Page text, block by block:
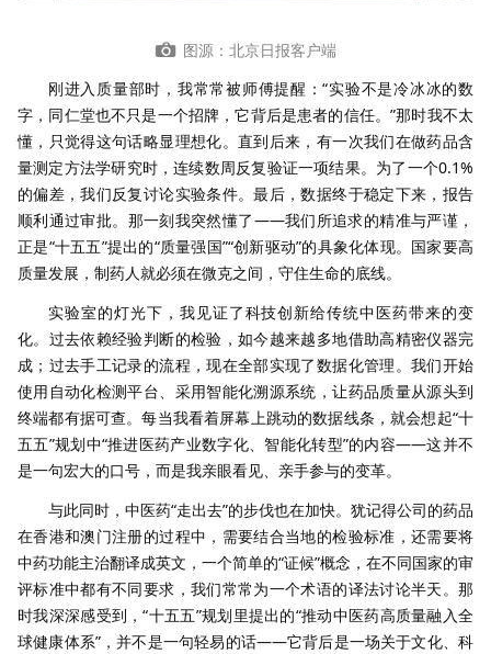
图源：北京日报客户端
刚进入质量部时，我常常被师傅提醒：“实验不是冷冰冰的数
字，同仁堂也不只是一个招牌，它背后是患者的信任。”那时我不太
懂，只觉得这句话略显理想化。直到后来，有一次我们在做药品含
量测定方法学研究时，连续数周反复验证一项结果。为了一个0.1%
的偏差，我们反复讨论实验条件。最后，数据终于稳定下来，报告
顺利通过审批。那一刻我突然懂了——我们所追求的精准与严谨，
正是“十五五”提出的“质量强国”“创新驱动”的具象化体现。国家要高
质量发展，制药人就必须在微克之间，守住生命的底线。
实验室的灯光下，我见证了科技创新给传统中医药带来的变
化。过去依赖经验判断的检验，如今越来越多地借助高精密仪器完
成；过去手工记录的流程，现在全部实现了数据化管理。我们开始
使用自动化检测平台、采用智能化溯源系统，让药品质量从源头到
终端都有据可查。每当我看着屏幕上跳动的数据线条，就会想起“十
五五”规划中“推进医药产业数字化、智能化转型”的内容——这并不
是一句宏大的口号，而是我亲眼看见、亲手参与的变革。
与此同时，中医药“走出去”的步伐也在加快。犹记得公司的药品
在香港和澳门注册的过程中，需要结合当地的检验标准，还需要将
中药功能主治翻译成英文，一个简单的“证候”概念，在不同国家的审
评标准中都有不同要求，我们常常为一个术语的译法讨论半天。那
时我深深感受到，“十五五”规划里提出的“推动中医药高质量融入全
球健康体系”，并不是一句轻易的话——它背后是一场关于文化、科